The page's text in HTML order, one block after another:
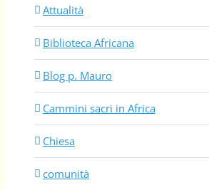
Attualità
Biblioteca Africana
Blog p. Mauro
Cammini sacri in Africa
Chiesa
comunità